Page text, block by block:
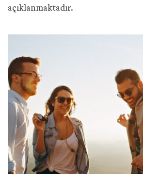
açıklanmaktadır.